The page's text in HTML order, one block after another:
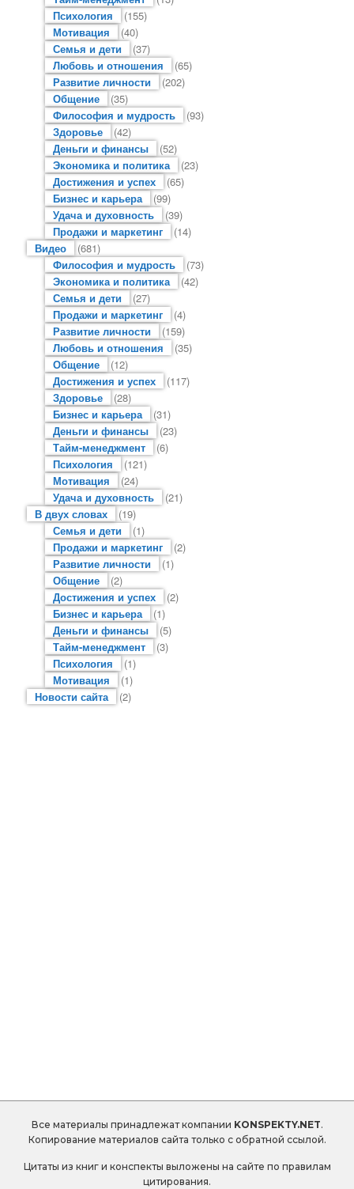
Психология
(155)
Мотивация
(40)
Семья и дети
(37)
Любовь и отношения
(65)
Развитие личности
(202)
Общение
(35)
Философия и мудрость
(93)
Здоровье
(42)
Деньги и финансы
(52)
Экономика и политика
(23)
Достижения и успех
(65)
Бизнес и карьера
(99)
Удача и духовность
(39)
Продажи и маркетинг
(14)
Видео
(681)
Философия и мудрость
(73)
Экономика и политика
(42)
Семья и дети
(27)
Продажи и маркетинг
(4)
Развитие личности
(159)
Любовь и отношения
(35)
Общение
(12)
Достижения и успех
(117)
Здоровье
(28)
Бизнес и карьера
(31)
Деньги и финансы
(23)
Тайм-менеджмент
(6)
Психология
(121)
Мотивация
(24)
Удача и духовность
(21)
В двух словах
(19)
Семья и дети
(1)
Продажи и маркетинг
(2)
Развитие личности
(1)
Общение
(2)
Достижения и успех
(2)
Бизнес и карьера
(1)
Деньги и финансы
(5)
Тайм-менеджмент
(3)
Психология
(1)
Мотивация
(1)
Новости сайта
(2)
Все материалы принадлежат компании KONSPEKTY.NET.
Копирование материалов сайта только с обратной ссылой.
Цитаты из книг и конспекты выложены на сайте по правилам
цитирования.